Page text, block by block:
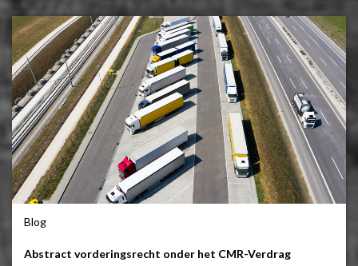
Blog
Abstract vorderingsrecht onder het CMR-Verdrag